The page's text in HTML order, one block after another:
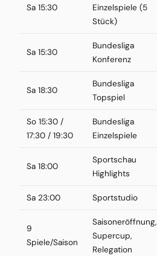
Sa 15:30
Einzelspiele (5
Stück)
Sa 15:30
Bundesliga
Konferenz
Sa 18:30
Bundesliga
Topspiel
So 15:30 /
17:30 / 19:30
Bundesliga
Einzelspiele
Sa 18:00
Sportschau
Highlights
Sa 23:00 Sportstudio
9
Spiele/Saison
Saisoneröffnung,
Supercup,
Relegation